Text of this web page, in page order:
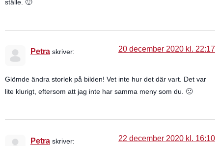
ställe. 🙂
Petra skriver: 20 december 2020 kl. 22:17
Glömde ändra storlek på bilden! Vet inte hur det där vart. Det var
lite klurigt, eftersom att jag inte har samma meny som du. 🙂
Petra skriver: 22 december 2020 kl. 16:10